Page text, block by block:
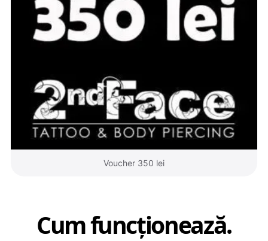
Voucher 350 lei
Cum funcționează.